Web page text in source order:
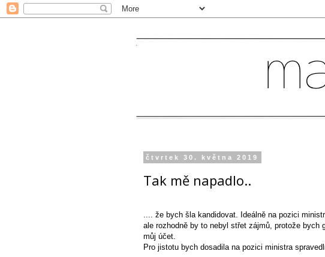
čtvrtek 30. května 2019
Tak mě napadlo..
.... že bych šla kandidovat. Ideálně na pozici
ale rozhodně by to nebyl střet zájmů, protože bych
můj účet.
Pro jistotu bych dosadila na pozici ministra